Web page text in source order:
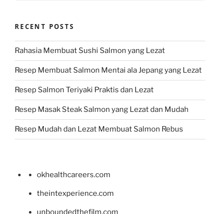
RECENT POSTS
Rahasia Membuat Sushi Salmon yang Lezat
Resep Membuat Salmon Mentai ala Jepang yang Lezat
Resep Salmon Teriyaki Praktis dan Lezat
Resep Masak Steak Salmon yang Lezat dan Mudah
Resep Mudah dan Lezat Membuat Salmon Rebus
okhealthcareers.com
theintexperience.com
unboundedthefilm.com